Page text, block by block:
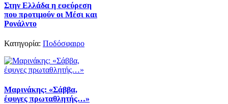
Στην Ελλάδα η εφεύρεση
που προτιμούν οι Μέσι και
Ρονάλντο
Κατηγορία: Ποδόσφαιρο
Μαρινάκης: «Σάββα,
έφυγες πρωταθλητής…»